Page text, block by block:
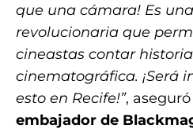
que una cámara! Es
revolucionaria que
cineastas contar
cinematográfica. ¡Será
esto en Recife!”, aseguró
embajador de